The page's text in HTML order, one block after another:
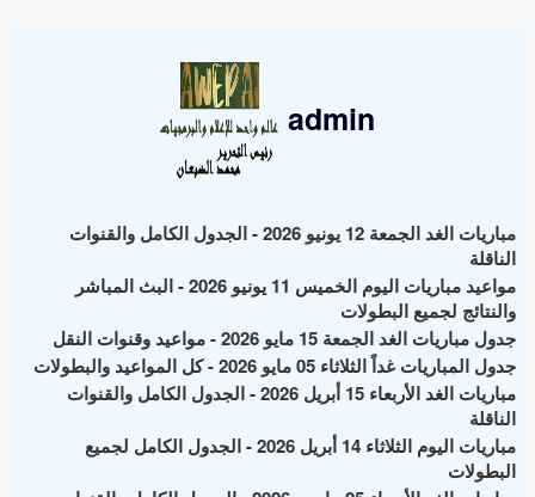
admin
مباريات الغد الجمعة 12 يونيو 2026 - الجدول الكامل والقنوات
الناقلة
مواعيد مباريات اليوم الخميس 11 يونيو 2026 - البث المباشر
والنتائج لجميع البطولات
جدول مباريات الغد الجمعة 15 مايو 2026 - مواعيد وقنوات النقل
جدول المباريات غداً الثلاثاء 05 مايو 2026 - كل المواعيد والبطولات
مباريات الغد الأربعاء 15 أبريل 2026 - الجدول الكامل والقنوات
الناقلة
مباريات اليوم الثلاثاء 14 أبريل 2026 - الجدول الكامل لجميع
البطولات